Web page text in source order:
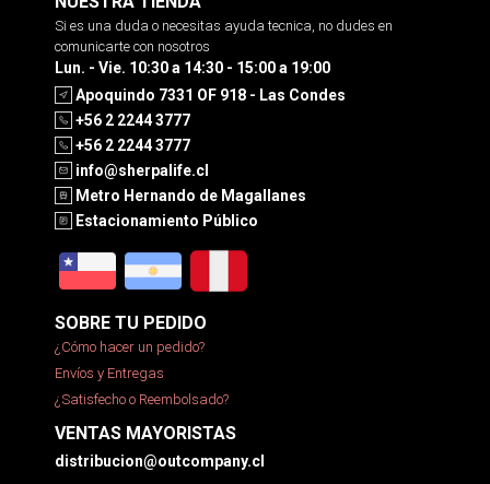
Si es una duda o necesitas ayuda tecnica, no dudes en
comunicarte con nosotros
Lun. - Vie. 10:30 a 14:30 - 15:00 a 19:00
Apoquindo 7331 OF 918 - Las Condes
+56 2 2244 3777
+56 2 2244 3777
info@sherpalife.cl
Metro Hernando de Magallanes
Estacionamiento Público
SOBRE TU PEDIDO
¿Cómo hacer un pedido?
Envíos y Entregas
¿Satisfecho o Reembolsado?
VENTAS MAYORISTAS
distribucion@outcompany.cl